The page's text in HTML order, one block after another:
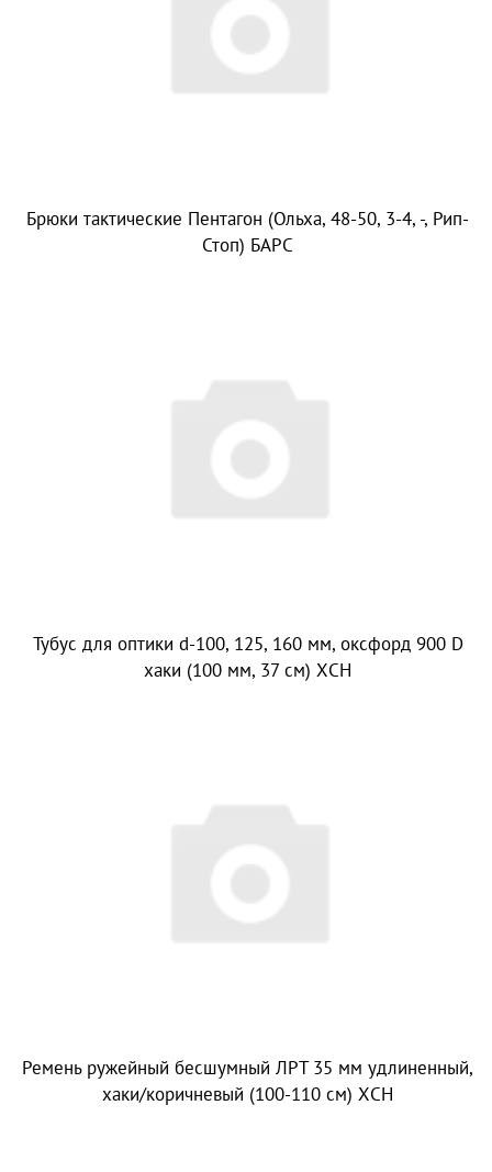
Брюки тактические Пентагон (Ольха, 48-50, 3-4, -, Рип-
Стоп) БАРС
Тубус для оптики d-100, 125, 160 мм, оксфорд 900 D
хаки (100 мм, 37 см) ХСН
Ремень ружейный бесшумный ЛРТ 35 мм удлиненный,
хаки/коричневый (100-110 см) ХСН